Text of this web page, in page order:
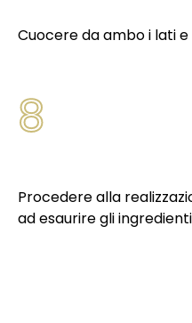
Cuocere da ambo i lati
8
Procedere alla
ad esaurire gli